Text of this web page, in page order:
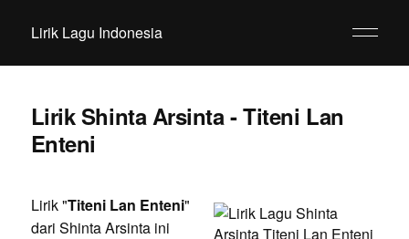
Lirik Lagu Indonesia
Lirik Shinta Arsinta - Titeni Lan
Enteni
Lirik "Titeni Lan Enteni"
dari Shinta Arsinta ini